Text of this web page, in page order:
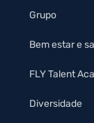
Grupo
Bem estar e
FLY Talent
Diversidade